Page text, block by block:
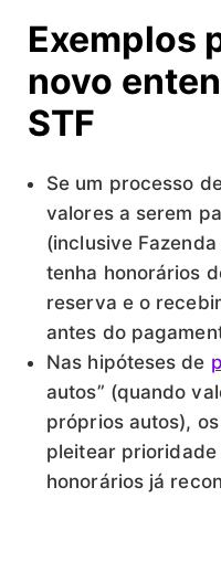
Exemplos
novo
STF
Se um processo
valores a serem
(inclusive
tenha honorários
reserva e o
antes do
Nas hipóteses de
autos” (quando
próprios autos),
pleitear
honorários já